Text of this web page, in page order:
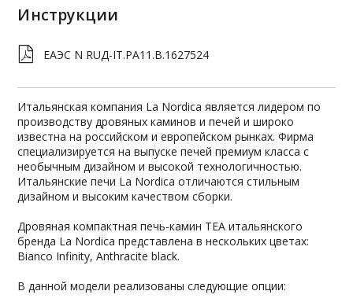
Инструкции
ЕАЭС N RUД-IT.PA11.В.1627524
Итальянская компания La Nordica является лидером по
производству дровяных каминов и печей и широко
известна на российском и европейском рынках. Фирма
специализируется на выпуске печей премиум класса с
необычным дизайном и высокой технологичностью.
Итальянские печи La Nordica отличаются стильным
дизайном и высоким качеством сборки.
Дровяная компактная печь-камин TEA итальянского
бренда La Nordica представлена в нескольких цветах:
Bianco Infinity, Anthracite black.
В данной модели реализованы следующие опции: